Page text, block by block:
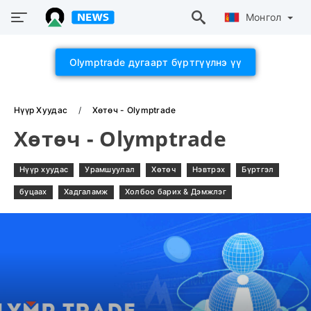
Монгол
Olymptrade дугаарт бүртгүүлнэ үү
Нүүр Хуудас Хөтөч - Olymptrade
Хөтөч - Olymptrade
Нүүр хуудас Урамшуулал Хөтөч Нэвтрэх Бүртгэл
буцаах Хадгаламж Холбоо барих & Дэмжлэг